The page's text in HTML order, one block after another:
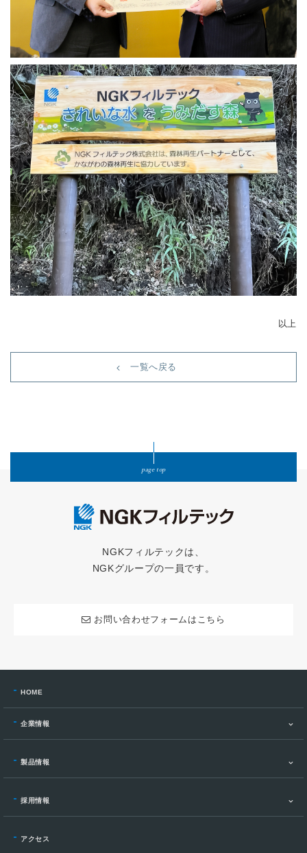
以上
一覧へ戻る
page top
NGKフィルテックは、
NGKグループの一員です。
お問い合わせフォームはこちら
HOME
企業情報
製品情報
採用情報
アクセス